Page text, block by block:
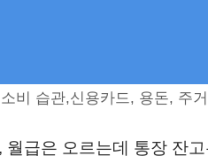
비 습관,신용카드, 용돈, 주
월급은 오르는데 통장 잔